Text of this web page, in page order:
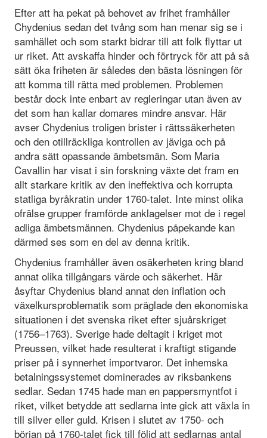
Efter att ha pekat på behovet av frihet framhåller
Chydenius sedan det tvång som han menar sig se i
samhället och som starkt bidrar till att folk flyttar ut
ur riket. Att avskaffa hinder och förtryck för att på så
sätt öka friheten är således den bästa lösningen för
att komma till rätta med problemen. Problemen
består dock inte enbart av regleringar utan även av
det som han kallar domares mindre ansvar. Här
avser Chydenius troligen brister i rättssäkerheten
och den otillräckliga kontrollen av jäviga och på
andra sätt opassande ämbetsmän. Som Maria
Cavallin har visat i sin forskning växte det fram en
allt starkare kritik av den ineffektiva och korrupta
statliga byråkratin under 1760-talet. Inte minst olika
ofrälse grupper framförde anklagelser mot de i regel
adliga ämbetsmännen. Chydenius påpekande kan
därmed ses som en del av denna kritik.
Chydenius framhåller även osäkerheten kring bland
annat olika tillgångars värde och säkerhet. Här
åsyftar Chydenius bland annat den inflation och
växelkursproblematik som präglade den ekonomiska
situationen i det svenska riket efter sjuårskriget
(1756–1763). Sverige hade deltagit i kriget mot
Preussen, vilket hade resulterat i kraftigt stigande
priser på i synnerhet importvaror. Det inhemska
betalningssystemet dominerades av riksbankens
sedlar. Sedan 1745 hade man en pappersmyntfot i
riket, vilket betydde att sedlarna inte gick att växla in
till silver eller guld. Krisen i slutet av 1750- och
början på 1760-talet fick till följd att sedlarnas antal